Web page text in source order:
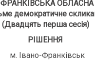
ФРАНКІВСЬКА
демократичне
(Двадцять перша сесія)
РІШЕННЯ